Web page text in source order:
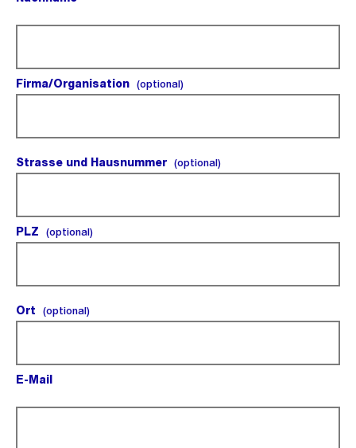
Firma/Organisation (optional)(optional).
Strasse und Hausnummer (optional)(optional).
PLZ (optional)(optional).
Ort (optional)(optional).
E-Mail